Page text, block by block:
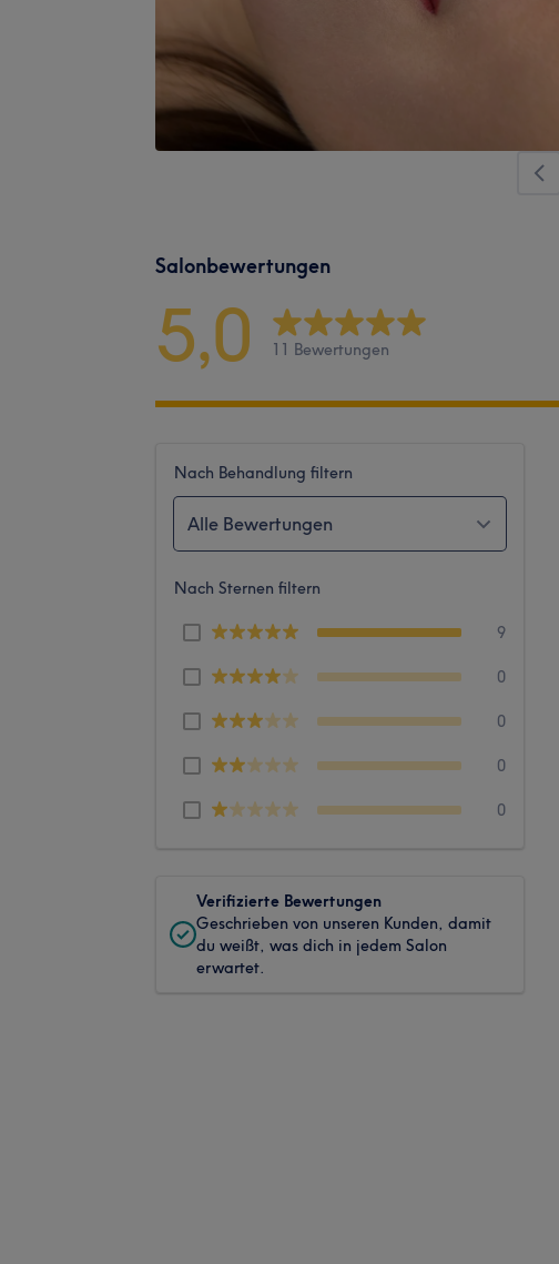
Salonbewertungen
5,0 11 Bewertungen
Nach Behandlung filtern
Alle Bewertungen
Nach Sternen filtern
9
0
0
0
0
Verifizierte Bewertungen
Geschrieben von unseren Kunden, damit
du weißt, was dich in jedem Salon
erwartet.